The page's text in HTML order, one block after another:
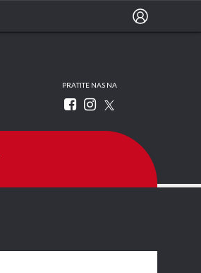
PRATITE NAS NA